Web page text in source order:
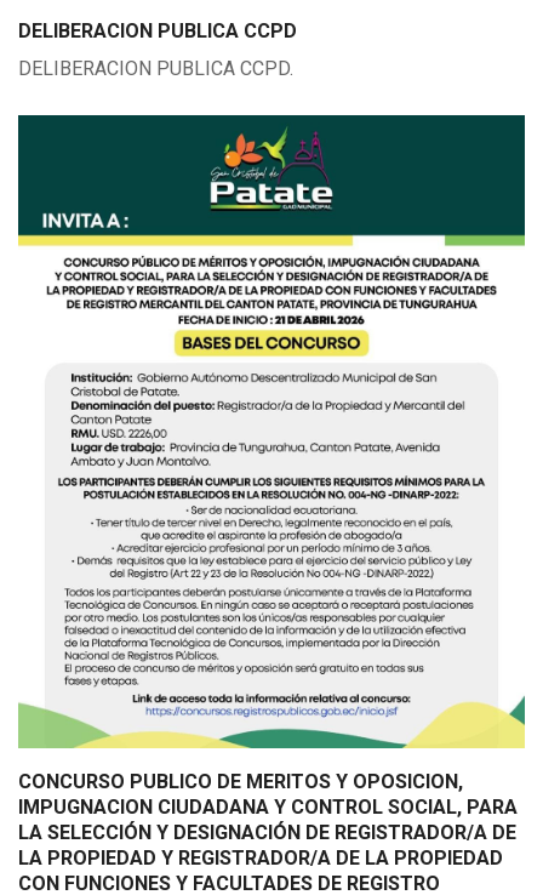
DELIBERACION PUBLICA CCPD
DELIBERACION PUBLICA CCPD.
CONCURSO PUBLICO DE MERITOS Y OPOSICION,
IMPUGNACION CIUDADANA Y CONTROL SOCIAL, PARA
LA SELECCIÓN Y DESIGNACIÓN DE REGISTRADOR/A DE
LA PROPIEDAD Y REGISTRADOR/A DE LA PROPIEDAD
CON FUNCIONES Y FACULTADES DE REGISTRO